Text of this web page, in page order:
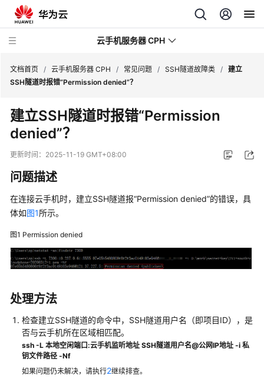
云手机服务器 CPH
新
动
产
品
介
绍
计
费
说
快
速
入
门
用
文档首页 / 云手机服务器 CPH / 常见问题 / SSH隧道故障类 / 建立
SSH隧道时报错“Permission denied”？
建立SSH隧道时报错“Permission
denied”？
更新时间： 2025-11-19 GMT+08:00
问题描述
在连接云手机时，建立SSH隧道报“Permission denied”的错误，具
体如图1所示。
图1 Permission denied
处理方法
检查建立SSH隧道的命令中，SSH隧道用户名（即项目ID），是
否与云手机所在区域相匹配。
ssh -L 本地空闲端口:云手机监听地址 SSH隧道用户名@公网IP地址 -i 私
钥文件路径 -Nf
如果问题仍未解决，请执行2继续排查。